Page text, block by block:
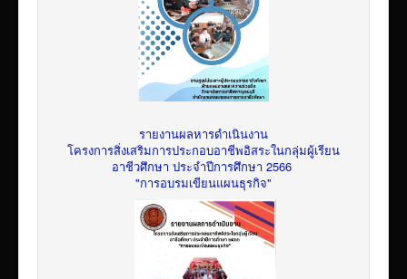
รายงานผลหารดำเนินงาน
โครงการสิ่งเสริมการประกอบอาชีพอิสระในกลุ่มผู้เรียน
อาชีวศึกษา ประจำปีการศึกษา 2566
"การอบรมเขียนแผนธุรกิจ"